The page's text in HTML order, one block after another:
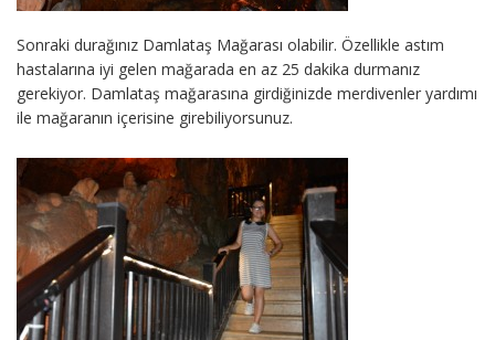
Sonraki durağınız Damlataş Mağarası olabilir. Özellikle astım
hastalarına iyi gelen mağarada en az 25 dakika durmanız
gerekiyor. Damlataş mağarasına girdiğinizde merdivenler yardımı
ile mağaranın içerisine girebiliyorsunuz.